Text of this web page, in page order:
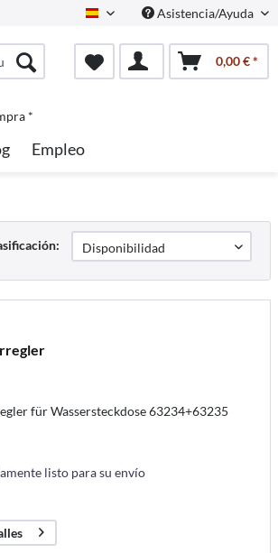
Spanisch Asistencia/Ayuda
0,00 € *
*
Empleo
für Wassersteckdose 63234+63235
listo para su envío